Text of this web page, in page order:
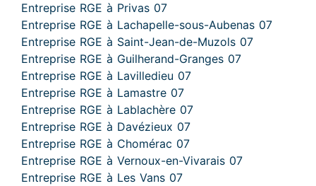
Entreprise RGE à Privas 07
Entreprise RGE à Lachapelle-sous-Aubenas 07
Entreprise RGE à Saint-Jean-de-Muzols 07
Entreprise RGE à Guilherand-Granges 07
Entreprise RGE à Lavilledieu 07
Entreprise RGE à Lamastre 07
Entreprise RGE à Lablachère 07
Entreprise RGE à Davézieux 07
Entreprise RGE à Chomérac 07
Entreprise RGE à Vernoux-en-Vivarais 07
Entreprise RGE à Les Vans 07